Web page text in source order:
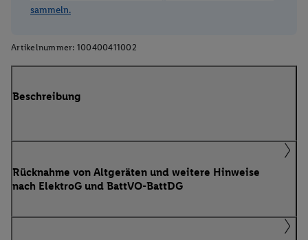
sammeln.
Artikelnummer: 100400411002
Beschreibung
Rücknahme von Altgeräten und weitere Hinweise
nach ElektroG und BattVO-BattDG